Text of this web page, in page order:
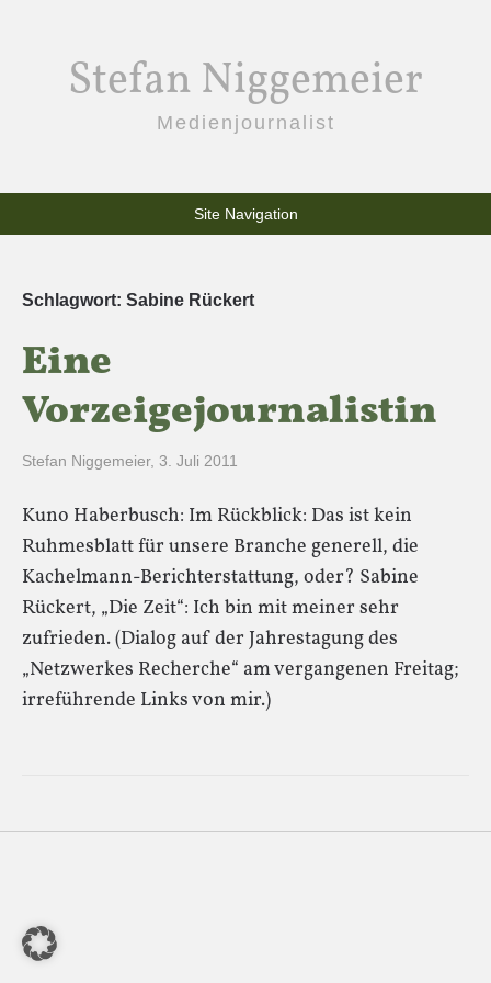
Stefan Niggemeier
Medienjournalist
Site Navigation
Schlagwort: Sabine Rückert
Eine
Vorzeigejournalistin
Stefan Niggemeier, 3. Juli 2011
Kuno Haberbusch: Im Rückblick: Das ist kein
Ruhmesblatt für unsere Branche generell, die
Kachelmann-Berichterstattung, oder? Sabine
Rückert, „Die Zeit“: Ich bin mit meiner sehr
zufrieden. (Dialog auf der Jahrestagung des
„Netzwerkes Recherche“ am vergangenen Freitag;
irreführende Links von mir.)